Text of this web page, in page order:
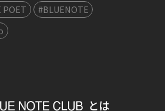
POET
#BLUENOTE